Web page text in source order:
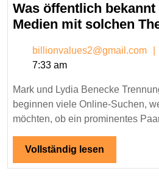
Was öffentlich
Medien mit solchen
billionvalues2@gmail.com
7:33 am
Mark und Lydia Benecke
beginnen viele Online-Suchen,
möchten, ob ein prominentes
Vollständig lesen
lesen